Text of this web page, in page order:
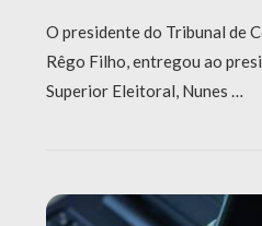
O presidente do Tribunal de
Rêgo Filho, entregou ao
Superior Eleitoral, Nunes …